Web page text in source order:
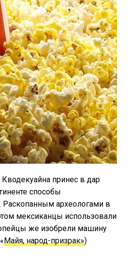
принес в дар
способы
Раскопанным археологами в
мексиканцы использовали
же изобрели машину
Майя, народ-призрак»)